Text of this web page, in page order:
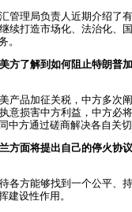
管理局负责人近期介绍了
续打造市场化、法治化、
。
方了解到如何阻止特朗普
产品加征关税，中方多次
意损害中方利益，中方必
方通过磋商解决各自关切
方面将提出自己的停火协
各方能够找到一个公平、
建设性作用。